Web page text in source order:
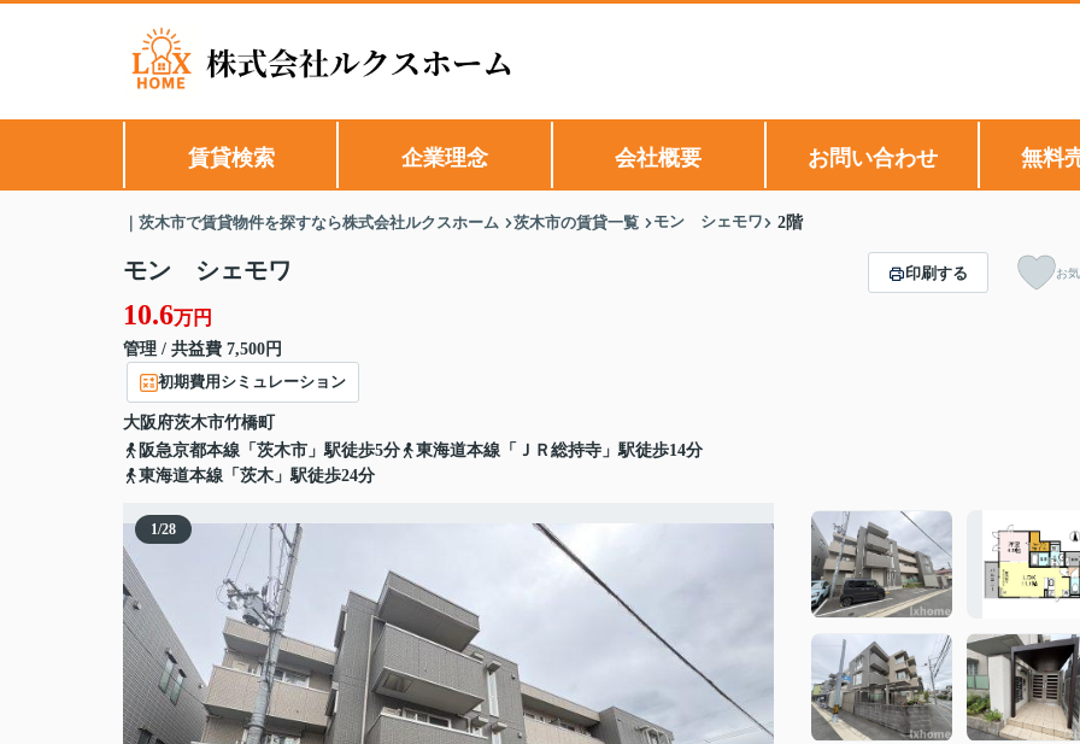
賃貸検索 企業理念 会社概要 お問い合わせ 無料
｜茨木市で賃貸物件を探すなら株式会社ルクスホーム 茨木市の賃貸一覧 モン シェモワ 2階
モン シェモワ
10.6万円
管理 / 共益費 7,500円
初期費用シミュレーション
大阪府茨木市竹橋町
阪急京都本線「茨木市」駅徒歩5分
東海道本線「ＪＲ総持寺」駅徒歩14分
東海道本線「茨木」駅徒歩24分
印刷する お
1/28